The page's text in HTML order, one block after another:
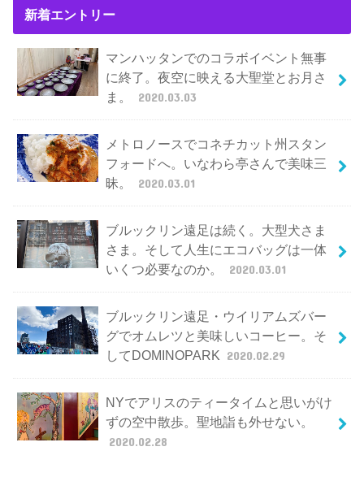
新着エントリー
マンハッタンでのコラボイベント無事
に終了。夜空に映える大聖堂とお月さ
ま。
2020.03.03
メトロノースでコネチカット州スタン
フォードへ。いなわら亭さんで美味三
昧。
2020.03.01
ブルックリン遠足は続く。大型犬さま
さま。そして人生にエコバッグは一体
いくつ必要なのか。
2020.03.01
ブルックリン遠足・ウイリアムズバー
グでオムレツと美味しいコーヒー。そ
してDOMINOPARK 2020.02.29
NYでアリスのティータイムと思いがけ
ずの空中散歩。聖地詣も外せない。
2020.02.28